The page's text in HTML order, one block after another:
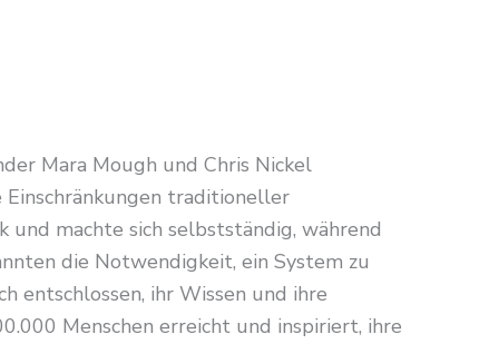
Mara Mough und Chris Nickel
traditioneller
machte sich selbstständig, während
die Notwendigkeit, ein System zu
entschlossen, ihr Wissen und ihre
Menschen erreicht und inspiriert, ihre